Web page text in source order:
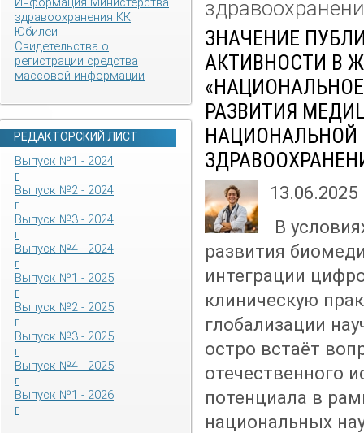
здравоохранения КК
Юбилеи
Свидетельства о
регистрации средства
массовой информации
РЕДАКТОРСКИЙ ЛИСТ
Выпуск №1 - 2024
г
Выпуск №2 - 2024
г
Выпуск №3 - 2024
г
Выпуск №4 - 2024
г
Выпуск №1 - 2025
г
Выпуск №2 - 2025
г
Выпуск №3 - 2025
г
Выпуск №4 - 2025
г
Выпуск №1 - 2026
г
ЗНАЧЕНИЕ
АКТИВНОСТИ В
РАЗВИТИЯ
13.06.2025
В
развития
интеграции
клиническую
глобализации
остро встаёт
отечественного
потенциала в
национальных